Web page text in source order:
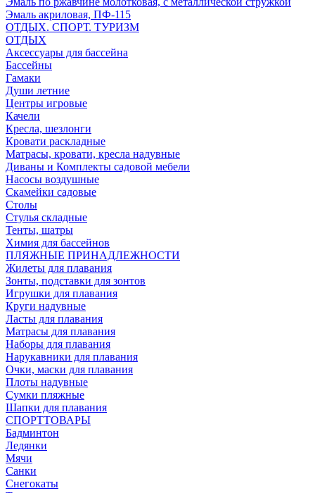
Эмаль акриловая, ПФ-115
ОТДЫХ. СПОРТ. ТУРИЗМ
ОТДЫХ
Аксессуары для бассейна
Бассейны
Гамаки
Души летние
Центры игровые
Качели
Кресла, шезлонги
Кровати раскладные
Матрасы, кровати, кресла надувные
Диваны и Комплекты садовой мебели
Насосы воздушные
Скамейки садовые
Столы
Стулья складные
Тенты, шатры
Химия для бассейнов
ПЛЯЖНЫЕ ПРИНАДЛЕЖНОСТИ
Жилеты для плавания
Зонты, подставки для зонтов
Игрушки для плавания
Круги надувные
Ласты для плавания
Матрасы для плавания
Наборы для плавания
Нарукавники для плавания
Очки, маски для плавания
Плоты надувные
Сумки пляжные
Шапки для плавания
СПОРТТОВАРЫ
Бадминтон
Ледянки
Мячи
Санки
Снегокаты